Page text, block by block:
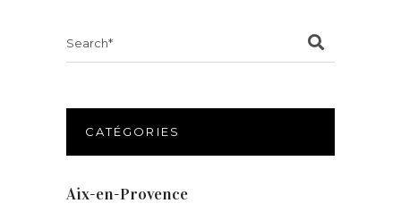
CATÉGORIES
Aix-en-Provence